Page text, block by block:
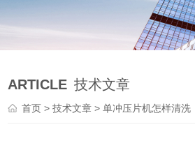
ARTICLE 技术文章
首页 >技术文章 > 单冲压片机怎样清洗